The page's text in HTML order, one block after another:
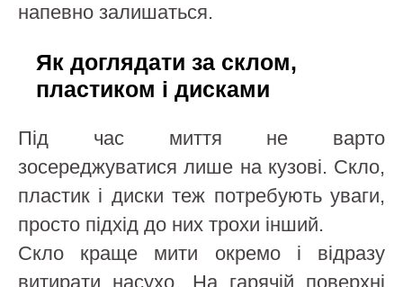
напевно залишаться.
Як доглядати за склом,
пластиком і дисками
Під час миття не варто
зосереджуватися лише на кузові. Скло,
пластик і диски теж потребують уваги,
просто підхід до них трохи інший.
Скло краще мити окремо і відразу
витирати насухо. На гарячій поверхні